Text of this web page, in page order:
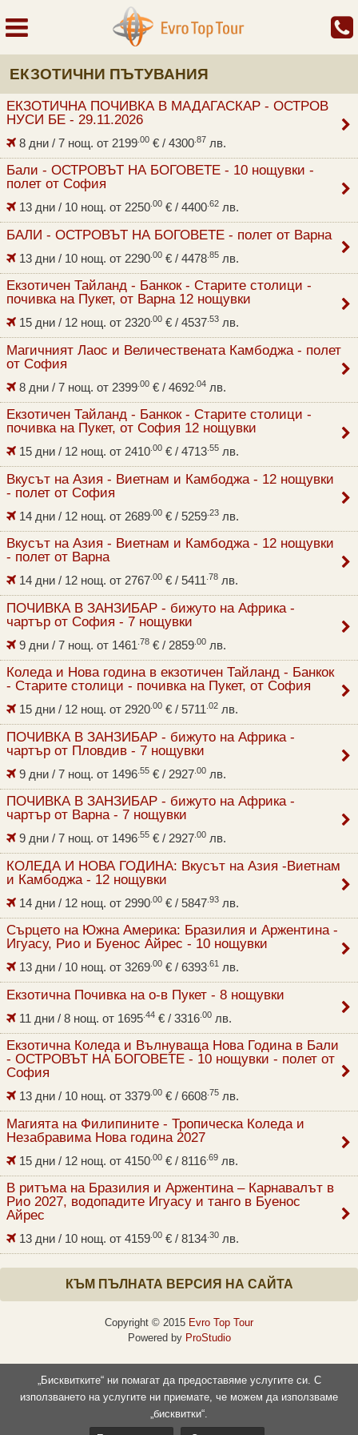
ЕКЗОТИЧНИ ПЪТУВАНИЯ
ЕКЗОТИЧНА ПОЧИВКА В МАДАГАСКАР - ОСТРОВ
НУСИ БЕ - 29.11.2026
8 дни / 7 нощ. от 2199 .00 € / 4300 .87 лв.
Бали - ОСТРОВЪТ НА БОГОВЕТЕ - 10 нощувки -
полет от София
13 дни / 10 нощ. от 2250 .00 € / 4400 .62 лв.
БАЛИ - ОСТРОВЪТ НА БОГОВЕТЕ - полет от Варна
13 дни / 10 нощ. от 2290 .00 € / 4478 .85 лв.
Екзотичен Тайланд - Банкок - Старите столици -
почивка на Пукет, от Варна 12 нощувки
15 дни / 12 нощ. от 2320 .00 € / 4537 .53 лв.
Магичният Лаос и Величествената Камбоджа - полет
от София
8 дни / 7 нощ. от 2399 .00 € / 4692 .04 лв.
Екзотичен Тайланд - Банкок - Старите столици -
почивка на Пукет, от София 12 нощувки
15 дни / 12 нощ. от 2410 .00 € / 4713 .55 лв.
Вкусът на Азия - Виетнам и Камбоджа - 12 нощувки
- полет от София
14 дни / 12 нощ. от 2689 .00 € / 5259 .23 лв.
Вкусът на Азия - Виетнам и Камбоджа - 12 нощувки
- полет от Варна
14 дни / 12 нощ. от 2767 .00 € / 5411 .78 лв.
ПОЧИВКА В ЗАНЗИБАР - бижуто на Африка -
чартър от София - 7 нощувки
9 дни / 7 нощ. от 1461 .78 € / 2859 .00 лв.
Коледа и Нова година в екзотичен Тайланд - Банкок
- Старите столици - почивка на Пукет, от София
15 дни / 12 нощ. от 2920 .00 € / 5711 .02 лв.
ПОЧИВКА В ЗАНЗИБАР - бижуто на Африка -
чартър от Пловдив - 7 нощувки
9 дни / 7 нощ. от 1496 .55 € / 2927 .00 лв.
ПОЧИВКА В ЗАНЗИБАР - бижуто на Африка -
чартър от Варна - 7 нощувки
9 дни / 7 нощ. от 1496 .55 € / 2927 .00 лв.
КОЛЕДА И НОВА ГОДИНА: Вкусът на Азия -Виетнам
и Камбоджа - 12 нощувки
14 дни / 12 нощ. от 2990 .00 € / 5847 .93 лв.
Сърцето на Южна Америка: Бразилия и Аржентина -
Игуасу, Рио и Буенос Айрес - 10 нощувки
13 дни / 10 нощ. от3269 .00 € / 6393 .61 лв.
Екзотична Почивка на о-в Пукет - 8 нощувки
11 дни / 8 нощ. от 1695 .44 € / 3316 .00 лв.
Екзотична Коледа и Вълнуваща Нова Година в Бали
- ОСТРОВЪТ НА БОГОВЕТЕ - 10 нощувки - полет от
София
13 дни / 10 нощ. от3379 .00 € / 6608 .75 лв.
Магията на Филипините - Тропическа Коледа и
Незабравима Нова година 2027
15 дни / 12 нощ. от4150 .00 € / 8116 .69 лв.
В ритъма на Бразилия и Аржентина – Карнавалът в
Рио 2027, водопадите Игуасу и танго в Буенос
Айрес
13 дни / 10 нощ. от4159 .00 € / 8134 .30 лв.
КЪМ ПЪЛНАТА ВЕРСИЯ НА САЙТА
Copyright © 2015 Evro Top Tour
Powered by ProStudio
„Бисквитките“ ни помагат да предоставяме услугите си. С
използването на услугите ни приемате, че можем да използваме
„бисквитки“.